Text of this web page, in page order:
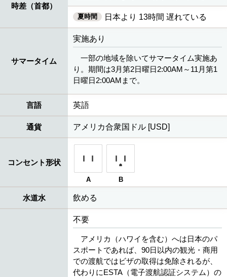
時差（首都）
夏時間 日本より 13時間 遅れている
サマータイム
実施あり
一部の地域を除いてサマータイム実施あ
り。期間は3月第2日曜日2:00AM～11月第1
日曜日2:00AMまで。
言語 英語
通貨 アメリカ合衆国ドル [USD]
コンセント形状
A B
水道水 飲める
不要
アメリカ（ハワイを含む）へは日本のパ
スポートであれば、90日以内の観光・商用
での渡航ではビザの取得は免除されるが、
代わりにESTA（電子渡航認証システム）の